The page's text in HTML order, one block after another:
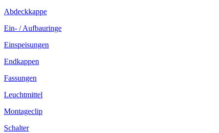
Abdeckkappe
Ein- / Aufbauringe
Einspeisungen
Endkappen
Fassungen
Leuchtmittel
Montageclip
Schalter